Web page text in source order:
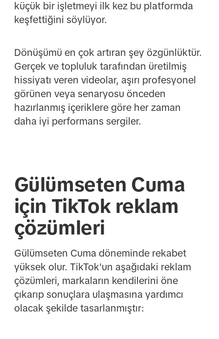
küçük bir işletmeyi ilk kez bu platformda
keşfettiğini söylüyor.
Dönüşümü en çok artıran şey özgünlüktür.
Gerçek ve topluluk tarafından üretilmiş
hissiyatı veren videolar, aşırı profesyonel
görünen veya senaryosu önceden
hazırlanmış içeriklere göre her zaman
daha iyi performans sergiler.
Gülümseten Cuma
için TikTok reklam
çözümleri
Gülümseten Cuma döneminde rekabet
yüksek olur. TikTok'un aşağıdaki reklam
çözümleri, markaların kendilerini öne
çıkarıp sonuçlara ulaşmasına yardımcı
olacak şekilde tasarlanmıştır: